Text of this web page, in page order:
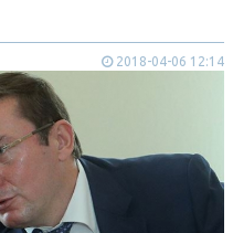
2018-04-06 12:14